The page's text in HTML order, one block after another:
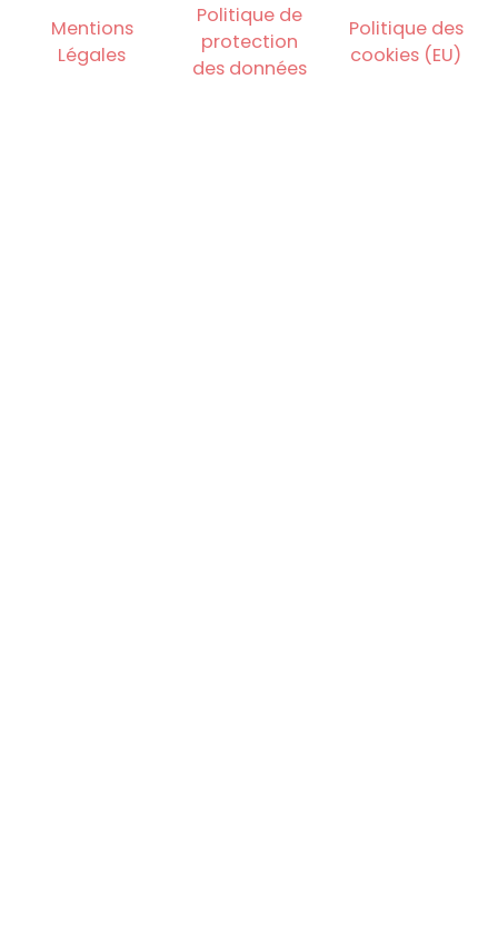
Mentions
Légales
Politique de
protection
des données
Politique des
cookies (EU)